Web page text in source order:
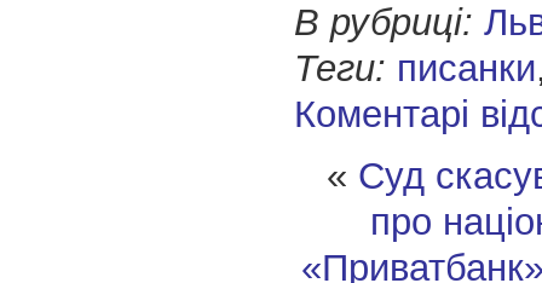
В рубриці:
Теги: писанки
Коментарі
« Суд
про